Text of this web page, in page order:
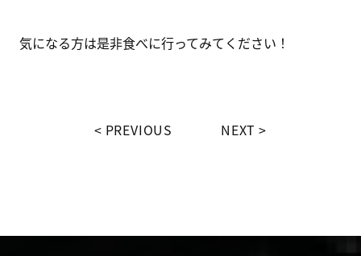
気になる方は是非食べに行ってみてください！
PREVIOUS NEXT